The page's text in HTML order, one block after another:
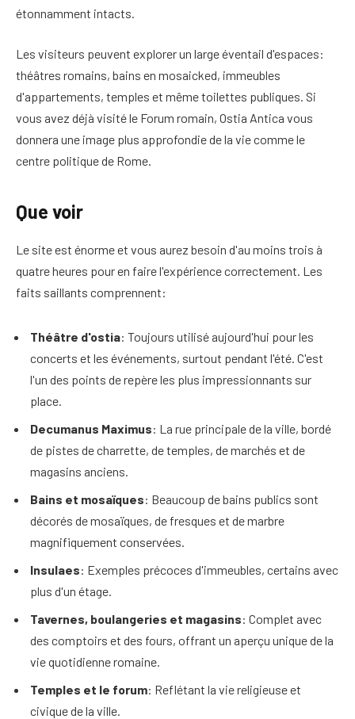
étonnamment intacts.
Les visiteurs peuvent explorer un large éventail d'espaces:
théâtres romains, bains en mosaicked, immeubles
d'appartements, temples et même toilettes publiques. Si
vous avez déjà visité le Forum romain, Ostia Antica vous
donnera une image plus approfondie de la vie comme le
centre politique de Rome.
Que voir
Le site est énorme et vous aurez besoin d'au moins trois à
quatre heures pour en faire l'expérience correctement. Les
faits saillants comprennent:
Théâtre d'ostia: Toujours utilisé aujourd'hui pour les
concerts et les événements, surtout pendant l'été. C'est
l'un des points de repère les plus impressionnants sur
place.
Decumanus Maximus: La rue principale de la ville, bordé
de pistes de charrette, de temples, de marchés et de
magasins anciens.
Bains et mosaïques: Beaucoup de bains publics sont
décorés de mosaïques, de fresques et de marbre
magnifiquement conservées.
Insulaes: Exemples précoces d'immeubles, certains avec
plus d'un étage.
Tavernes, boulangeries et magasins: Complet avec
des comptoirs et des fours, offrant un aperçu unique de la
vie quotidienne romaine.
Temples et le forum: Reflétant la vie religieuse et
civique de la ville.